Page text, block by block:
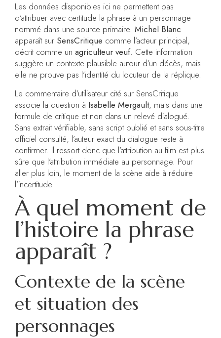
Les données disponibles ici ne permettent pas
d’attribuer avec certitude la phrase à un personnage
nommé dans une source primaire. Michel Blanc
apparaît sur SensCritique comme l’acteur principal,
décrit comme un agriculteur veuf. Cette information
suggère un contexte plausible autour d’un décès, mais
elle ne prouve pas l’identité du locuteur de la réplique.
Le commentaire d’utilisateur cité sur SensCritique
associe la question à Isabelle Mergault, mais dans une
formule de critique et non dans un relevé dialogué.
Sans extrait vérifiable, sans script publié et sans sous-titre
officiel consulté, l’auteur exact du dialogue reste à
confirmer. Il ressort donc que l’attribution au film est plus
sûre que l’attribution immédiate au personnage. Pour
aller plus loin, le moment de la scène aide à réduire
l’incertitude.
À quel moment de
l’histoire la phrase
apparaît ?
Contexte de la scène
et situation des
personnages